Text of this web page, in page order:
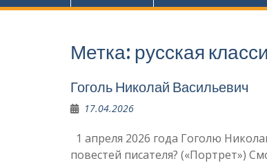
Метка: русская
Гоголь Николай Васильевич
17.04.2026
1 апреля 2026 года Гоголю
повестей пи­сателя? («Портрет»)